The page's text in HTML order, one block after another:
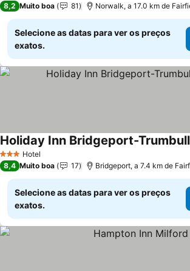
8,2 Muito boa 81 Norwalk, a 17.0 km de
Selecione as datas para ver os preços
exatos.
3 EstrelasHotel
Holiday Inn Bridgeport-
8,4 Muito boa 17 Bridgeport, a 7.4 km de
Selecione as datas para ver os preços
exatos.